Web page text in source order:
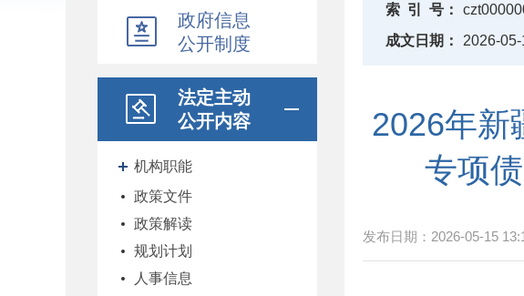
政府信息
公开制度
法定主动
公开内容
机构职能
政策文件
政策解读
规划计划
人事信息
索 引 号：
成文日期：
2026-
2026年新
专项
发布日期： 2026-05-15